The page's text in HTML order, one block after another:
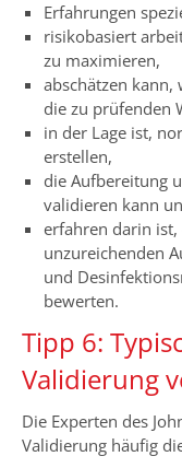
Erfahrungen
risikobasiert
zu maximieren,
abschätzen
die zu prüfenden
in der Lage ist,
erstellen,
die Aufbereitung
validieren kann
erfahren darin
unzureichenden
und
bewerten.
Tipp 6:
Validierung
Die Experten des
Validierung häufig